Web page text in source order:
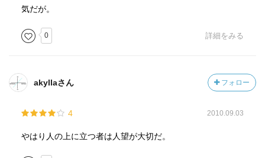
気だが。
0 詳細をみる
akyllaさん フォロー
4 2010.09.03
やはり人の上に立つ者は人望が大切だ。